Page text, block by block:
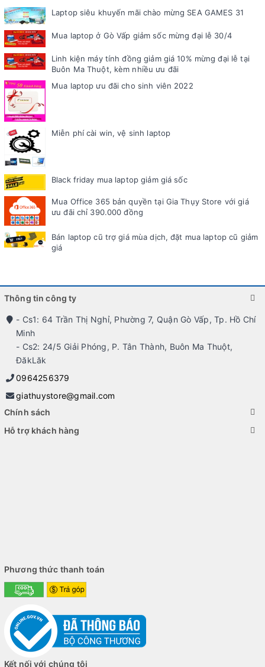
Laptop siêu khuyến mãi chào mừng SEA GAMES 31
Mua laptop ở Gò Vấp giảm sốc mừng đại lễ 30/4
Linh kiện máy tính đồng giảm giá 10% mừng đại lễ tại
Buôn Ma Thuột, kèm nhiều ưu đãi
Mua laptop ưu đãi cho sinh viên 2022
Miễn phí cài win, vệ sinh laptop
Black friday mua laptop giảm giá sốc
Mua Office 365 bản quyền tại Gia Thụy Store với giá
ưu đãi chỉ 390.000 đồng
Bán laptop cũ trợ giá mùa dịch, đặt mua laptop cũ giảm
giá
Thông tin công ty
- Cs1: 64 Trần Thị Nghỉ, Phường 7, Quận Gò Vấp, Tp. Hồ Chí
Minh
- Cs2: 24/5 Giải Phóng, P. Tân Thành, Buôn Ma Thuột,
ĐăkLăk
0964256379
giathuystore@gmail.com
Chính sách
Hỗ trợ khách hàng
Phương thức thanh toán
Kết nối với chúng tôi